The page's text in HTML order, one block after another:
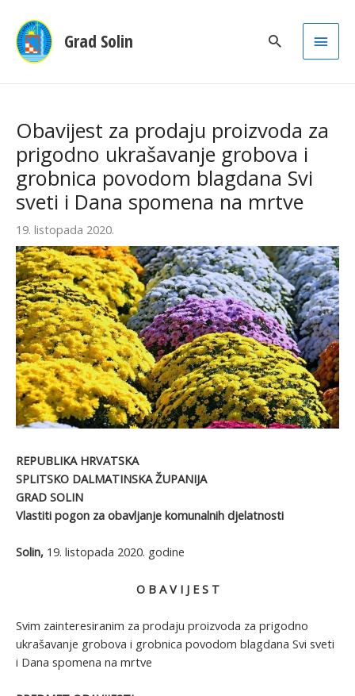
Grad Solin
Main
Obavijest za prodaju proizvoda za
prigodno ukrašavanje grobova i
grobnica povodom blagdana Svi
sveti i Dana spomena na mrtve
19. listopada 2020.
REPUBLIKA HRVATSKA
SPLITSKO DALMATINSKA ŽUPANIJA
GRAD SOLIN
Vlastiti pogon za obavljanje komunalnih djelatnosti
Solin, 19. listopada 2020. godine
O B A V I J E S T
Svim zainteresiranim za prodaju proizvoda za prigodno
ukrašavanje grobova i grobnica povodom blagdana Svi sveti
i Dana spomena na mrtve